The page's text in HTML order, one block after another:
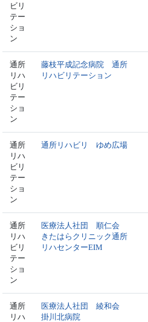
ビリ
テー
ショ
ン
通所
リハ
ビリ
テー
ショ
ン
藤枝平成記念病院 通所
リハビリテーション
通所
リハ
ビリ
テー
ショ
ン
通所リハビリ ゆめ広場
通所
リハ
ビリ
テー
ショ
ン
医療法人社団 順仁会
きたはらクリニック通所
リハセンターEIM
通所
リハ
医療法人社団 綾和会
掛川北病院